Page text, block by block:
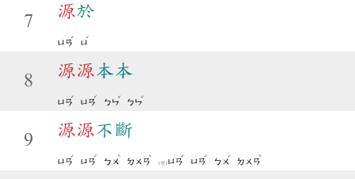
7
源於
ㄩㄢ
ˊ
ㄩ
ˊ
8
源源本本
ㄩㄢ
ˊ
ㄩㄢ
ˊ
ㄅㄣ
ˇ
ㄅㄣ
ˇ
9
源源不斷
ㄩㄢ
ˊ
ㄩㄢ
ˊ
ㄅㄨ
ˋ
ㄉㄨㄢ
ˋ
(變)ㄩㄢ
ˊ
ㄩㄢ
ˊ
ㄅㄨ
ˊ
ㄉㄨㄢ
ˋ